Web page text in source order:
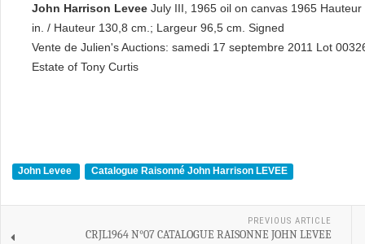
John Harrison Levee July III, 1965 oil on canvas 1965
in. / Hauteur 130,8 cm.; Largeur 96,5 cm. Signed
Vente de Julien's Auctions: samedi 17 septembre 2011 Lot
Estate of Tony Curtis
John Levee Catalogue Raisonné John Harrison LEVEE
PREVIOUS ARTICLE
CRJL1964 N°07 CATALOGUE RAISONNE JOHN LEVEE